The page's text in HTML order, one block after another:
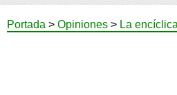
Portada > Opiniones > La